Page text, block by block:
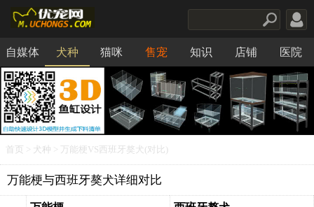
自媒体 犬种 猫咪 售宠 知识 店铺 医院
食品
首页 犬种 > 万能梗VS西班牙獒犬(对比)
万能梗与西班牙獒犬详细对比